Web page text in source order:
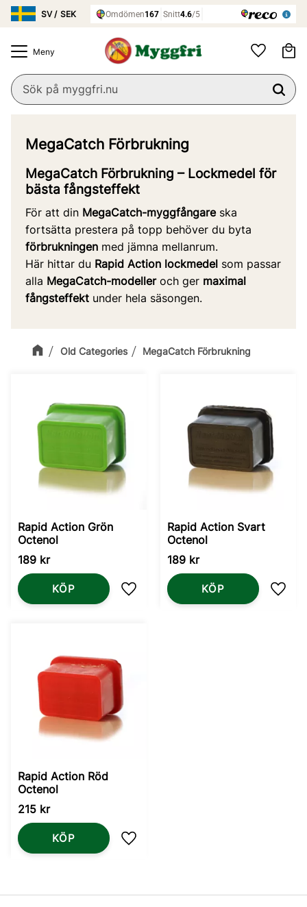
Favoriter
Old Categories MegaCatch Förbrukning
MegaCatch Förbrukning
MegaCatch Förbrukning – Lockmedel för
bästa fångsteffekt
För att din MegaCatch-myggfångareska
fortsätta prestera på topp behöver du byta
förbrukningenmed jämna mellanrum.
Här hittar du Rapid Action lockmedelsom passar
alla MegaCatch-modelleroch ger maximal
fångsteffektunder hela säsongen.
Rapid Action Grön
Octenol
189 kr
Lägg till i favoriter
KÖP
Rapid Action Svart
Octenol
189 kr
KÖP
Rapid Action Röd
Octenol
215 kr
Lägg till i favoriter
KÖP